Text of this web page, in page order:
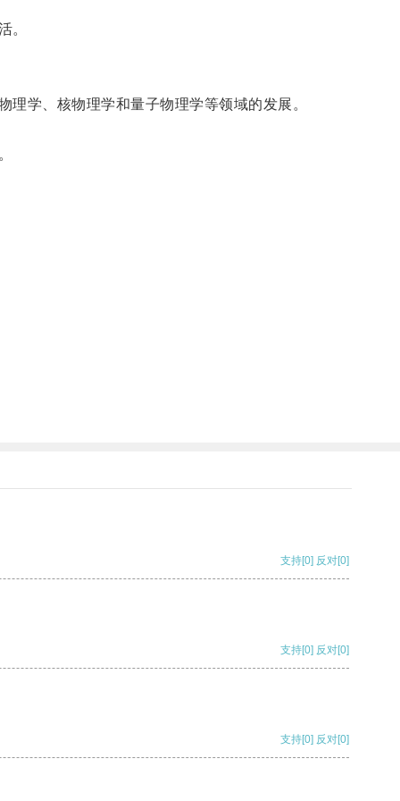
。
学、核物理学和量子物理学等领域的发展。
支持[0] 反对[0]
支持[0] 反对[0]
支持[0] 反对[0]